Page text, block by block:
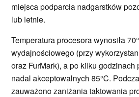
miejsca podparcia nadgarstków
lub letnie.
Temperatura procesora wynosiła
wydajnościowego (przy
oraz FurMark), a po kilku godzinach
nadal akceptowalnych 85°C.
zauważono zaniżania taktowania